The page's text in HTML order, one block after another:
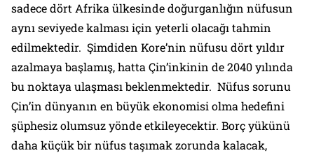
sadece dört Afrika ülkesinde doğurganlığın nüfusun
aynı seviyede kalması için yeterli olacağı tahmin
edilmektedir. Şimdiden Kore’nin nüfusu dört yıldır
azalmaya başlamış, hatta Çin’inkinin de 2040 yılında
bu noktaya ulaşması beklenmektedir. Nüfus sorunu
Çin’in dünyanın en büyük ekonomisi olma hedefini
şüphesiz olumsuz yönde etkileyecektir. Borç yükünü
daha küçük bir nüfus taşımak zorunda kalacak,